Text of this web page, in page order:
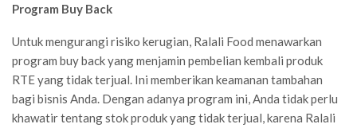
Program Buy Back
Untuk mengurangi risiko kerugian, Ralali Food menawarkan
program buy back yang menjamin pembelian kembali produk
RTE yang tidak terjual. Ini memberikan keamanan tambahan
bagi bisnis Anda. Dengan adanya program ini, Anda tidak perlu
khawatir tentang stok produk yang tidak terjual, karena Ralali